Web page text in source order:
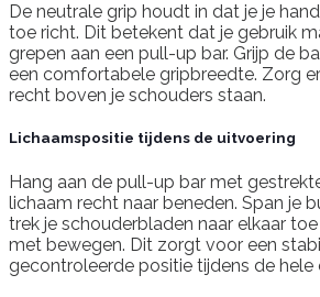
De neutrale grip houdt in dat je je
toe richt. Dit betekent dat je gebruik
grepen aan een pull-up bar. Grijp de
een comfortabele gripbreedte. Zorg
recht boven je schouders staan.
Lichaamspositie tijdens de uitvoering
Hang aan de pull-up bar met
lichaam recht naar beneden. Span je
trek je schouderbladen naar elkaar
met bewegen. Dit zorgt voor een
gecontroleerde positie tijdens de hele